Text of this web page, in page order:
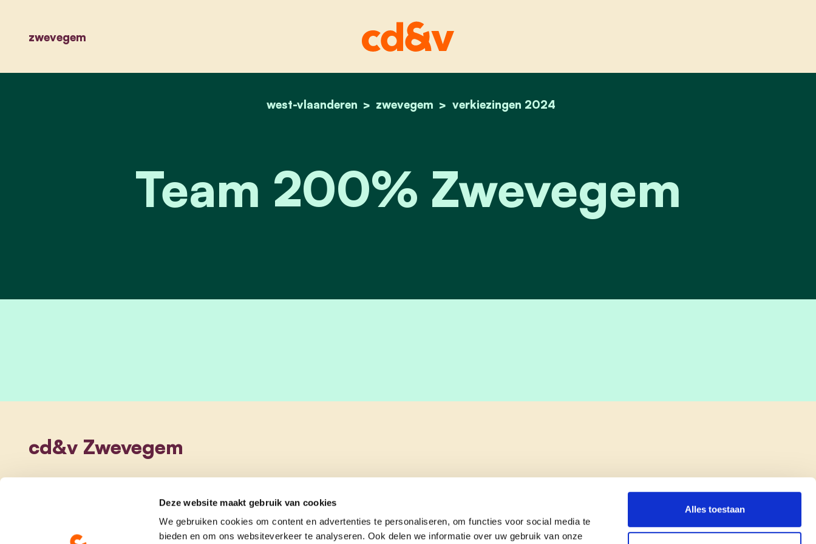
Deze website maakt gebruik van cookies
We gebruiken cookies om content en advertenties te personaliseren, om functies voor social media te
bieden en om ons websiteverkeer te analyseren. Ook delen we informatie over uw gebruik van onze
Alles toestaan
zwevegem
home
west-vlaanderen zwevegem verkiezingen 2024
team 200% zwevegem
Team 200% Zwevegem
cd&v Zwevegem